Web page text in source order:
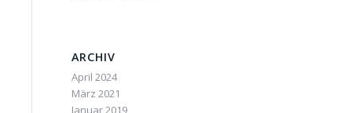
ARCHIV
April 2024
März 2021
Januar 2019